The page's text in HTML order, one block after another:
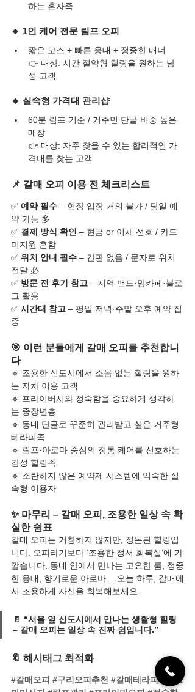
하는 혼자족
🔸 1인 케어 전문 림프 오피
짧은 코스 + 빠른 응대 + 정중한 매너
👉 대상: 시간 절약형 힐링을 원하는 남
성 고객
🔸 실속형 가격대 관리샵
60분 림프 기준 / 거주민 단골 비중 높은
매장
👉 대상: 자주 찾을 수 있는 합리적인 가
격대를 찾는 고객
📌 갈매 오피 이용 전 체크리스트
✅ 예약 필수 – 현장 입장 거의 불가 / 당일 예
약 가능 多
✅ 결제 방식 확인 – 현금 or 이체 선호 / 카드
미지원 흔함
✅ 위치 안내 필수 – 간판 없음 / 문자로 위치
전달 必
✅ 방문 전 후기 참고 – 지역 밴드·맘카페·블로
그 활용
✅ 시간대 참고 – 평일 저녁·주말 오후 예약 집
중
🎯 이런 분들에게 갈매 오피를 추천합니
다
🔹 조용한 신도시에서 소음 없는 힐링을 원하
는 자차 이용 고객
🔹 프라이버시와 정숙함을 중요하게 생각하
는 중장년층
🔹 동네 단골로 꾸준히 관리받고 싶은 거주형
테라피족
🔹 림프·아로마 중심의 정통 케어를 선호하는
감성 힐링족
🔹 소란하지 않은 예약제 시스템에 익숙한 실
속형 이용자
✨ 마무리 – 갈매 오피, 조용한 일상 속 확
실한 쉼표
갈매 오피는 거창하지 않지만, 정돈된 힐링입
니다. 오피라기보다 ‘조용한 정서 회복실’에 가
깝습니다. 동네 안에서 만나는 고요한 룸, 정중
한 응대, 향기로운 아로마… 오늘 하루, 갈매에
서 조용하게 자신을 회복해보세요.
🚪 “서울 옆 신도시에서 만나는 생활형 힐링
– 갈매 오피는 일상 속 진짜 쉼입니다.”
🔖 해시태그 최적화
#갈매오피 #구리오피추천 #갈매테라피
#아로